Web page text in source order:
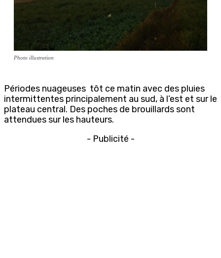
Photo illustration
Périodes nuageuses tôt ce matin avec des pluies
intermittentes principalement au sud, à l’est et sur le
plateau central. Des poches de brouillards sont
attendues sur les hauteurs.
- Publicité -